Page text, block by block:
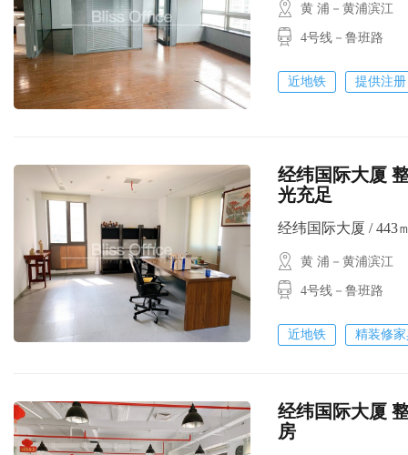
黄 浦－黄浦滨江
4号线－鲁班路
近地铁 提供注册
经纬国际大厦
光充足
经纬国际大厦 / 443
黄 浦－黄浦滨江
4号线－鲁班路
近地铁 精装修
经纬国际大厦
房